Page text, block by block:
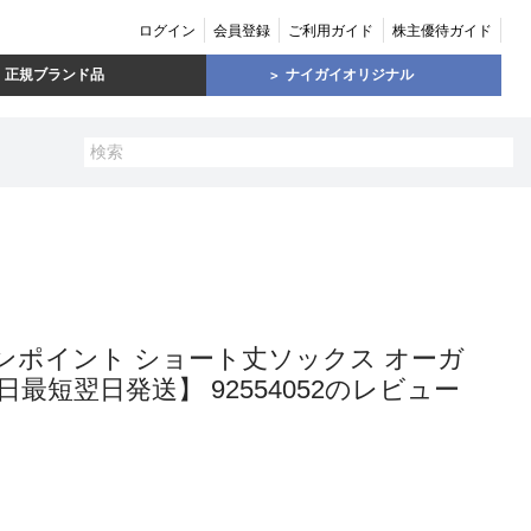
ログイン 会員登録 ご利用ガイド 株主優待ガイド
正規ブランド品 ナイガイオリジナル
イント ショート丈ソックス オーガ
短翌日発送】 92554052のレビュー